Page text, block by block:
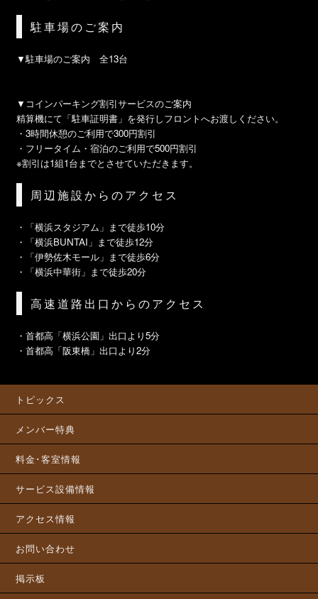
駐車場のご案内
▼駐車場のご案内 全13台
▼コインパーキング割引サービスのご案内
精算機にて「駐車証明書」を発行しフロントへお渡しください。
・3時間休憩のご利用で300円割引
・フリータイム・宿泊のご利用で500円割引
※割引は1組1台までとさせていただきます。
周辺施設からのアクセス
・「横浜スタジアム」まで徒歩10分
・「横浜BUNTAI」まで徒歩12分
・「伊勢佐木モール」まで徒歩6分
・「横浜中華街」まで徒歩20分
高速道路出口からのアクセス
・首都高「横浜公園」出口より5分
・首都高「阪東橋」出口より2分
トピックス
メンバー特典
料金･客室情報
サービス設備情報
アクセス情報
お問い合わせ
掲示板